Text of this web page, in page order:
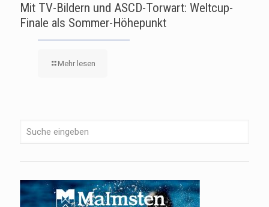
Mit TV-Bildern und ASCD-Torwart: Weltcup-
Finale als Sommer-Höhepunkt
Mehr lesen